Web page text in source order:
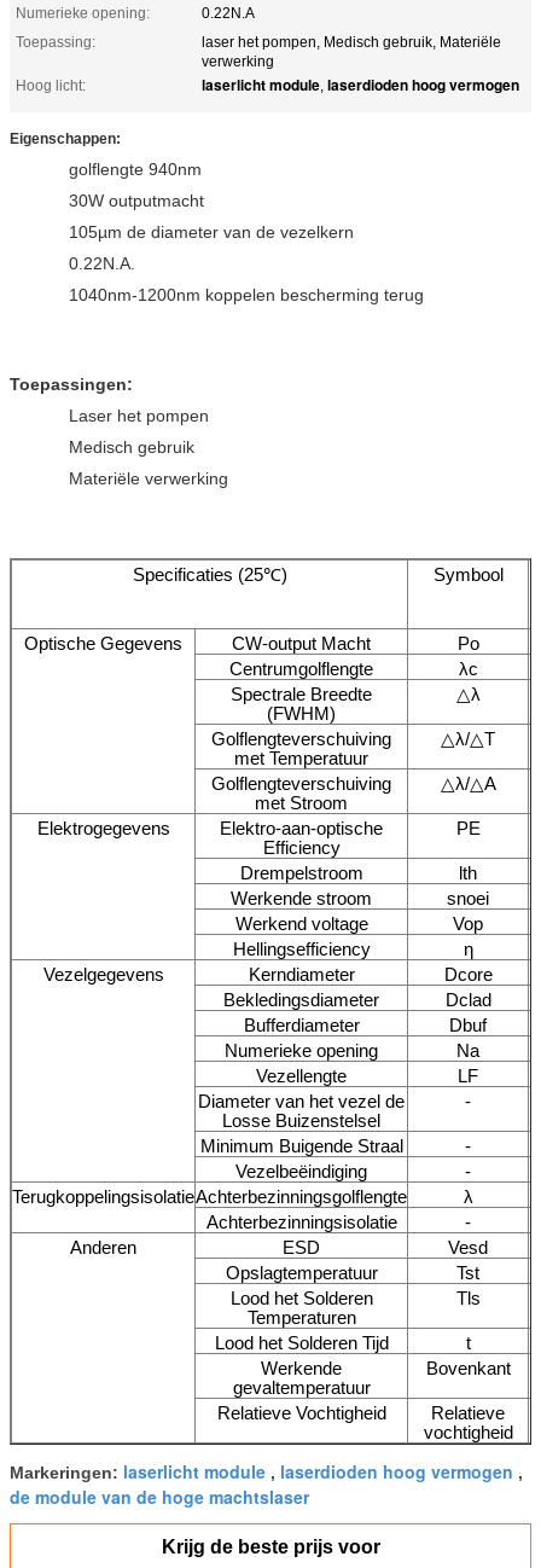
Numerieke opening:
0.22N.A
Toepassing:
laser het pompen, Medisch gebruik, Materiële
verwerking
Hoog licht:
laserlicht module, laserdioden hoog vermogen
Eigenschappen:
golflengte 940nm
30W outputmacht
105µm de diameter van de vezelkern
0.22N.A.
1040nm-1200nm koppelen bescherming terug
Toepassingen:
Laser het pompen
Medisch gebruik
Materiële verwerking
Specificaties (25℃) Symbool
Optische Gegevens CW-output Macht
Po
Centrumgolflengte
λc
Spectrale Breedte
(FWHM)
△λ
Golflengteverschuiving
met Temperatuur
△λ/△T
Golflengteverschuiving
met Stroom
△λ/△A
Elektrogegevens
Elektro-aan-optische
Efficiency
PE
Drempelstroom
lth
Werkende stroom
snoei
Werkend voltage
Vop
Hellingsefficiency
η
Vezelgegevens
Kerndiameter
Dcore
Bekledingsdiameter
Dclad
Bufferdiameter
Dbuf
Numerieke opening
Na
Vezellengte
LF
Diameter van het vezel de
Losse Buizenstelsel
-
Minimum Buigende Straal
-
Vezelbeëindiging
-
TerugkoppelingsisolatieAchterbezinningsgolflengte
λ
Achterbezinningsisolatie
-
Anderen
ESD
Vesd
Opslagtemperatuur
Tst
Lood het Solderen
Temperaturen
Tls
Lood het Solderen Tijd
t
Werkende
gevaltemperatuur
Bovenkant
Relatieve Vochtigheid
Relatieve
vochtigheid
Markeringen: laserlicht module , laserdioden hoog vermogen ,
de module van de hoge machtslaser
Krijg de beste prijs voor